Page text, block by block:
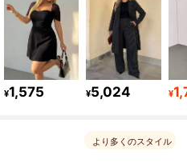
¥1,575 ¥5,024 ¥
より多くのスタイル